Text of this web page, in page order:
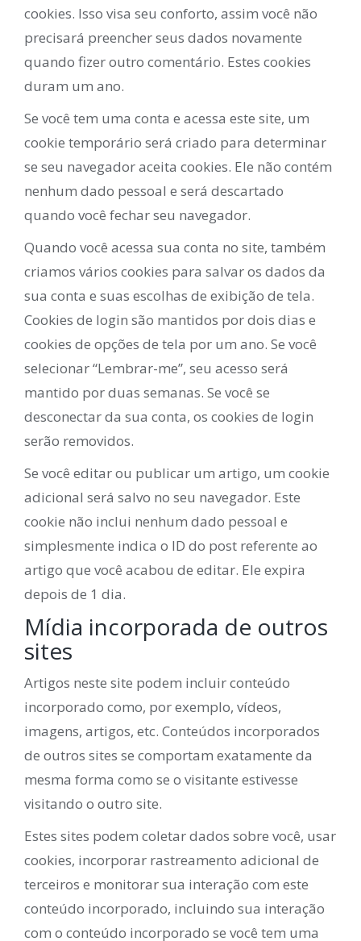
cookies. Isso visa seu conforto, assim você não
precisará preencher seus dados novamente
quando fizer outro comentário. Estes cookies
duram um ano.
Se você tem uma conta e acessa este site, um
cookie temporário será criado para determinar
se seu navegador aceita cookies. Ele não contém
nenhum dado pessoal e será descartado
quando você fechar seu navegador.
Quando você acessa sua conta no site, também
criamos vários cookies para salvar os dados da
sua conta e suas escolhas de exibição de tela.
Cookies de login são mantidos por dois dias e
cookies de opções de tela por um ano. Se você
selecionar “Lembrar-me”, seu acesso será
mantido por duas semanas. Se você se
desconectar da sua conta, os cookies de login
serão removidos.
Se você editar ou publicar um artigo, um cookie
adicional será salvo no seu navegador. Este
cookie não inclui nenhum dado pessoal e
simplesmente indica o ID do post referente ao
artigo que você acabou de editar. Ele expira
depois de 1 dia.
Mídia incorporada de outros
sites
Artigos neste site podem incluir conteúdo
incorporado como, por exemplo, vídeos,
imagens, artigos, etc. Conteúdos incorporados
de outros sites se comportam exatamente da
mesma forma como se o visitante estivesse
visitando o outro site.
Estes sites podem coletar dados sobre você, usar
cookies, incorporar rastreamento adicional de
terceiros e monitorar sua interação com este
conteúdo incorporado, incluindo sua interação
com o conteúdo incorporado se você tem uma